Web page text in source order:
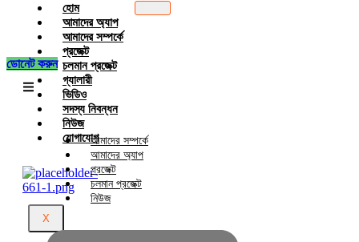
হোম
আমাদের অ্যাপ
আমাদের সম্পর্কে
প্রজেক্ট
চলমান প্রজেক্ট
গ্যালারী
ভিডিও
সদস্য নিবন্ধন
নিউজ
যোগাযোগ
X
ডোনেট করুন
আমাদের সম্পর্কে
আমাদের অ্যাপ
প্রজেক্ট
চলমান প্রজেক্ট
নিউজ